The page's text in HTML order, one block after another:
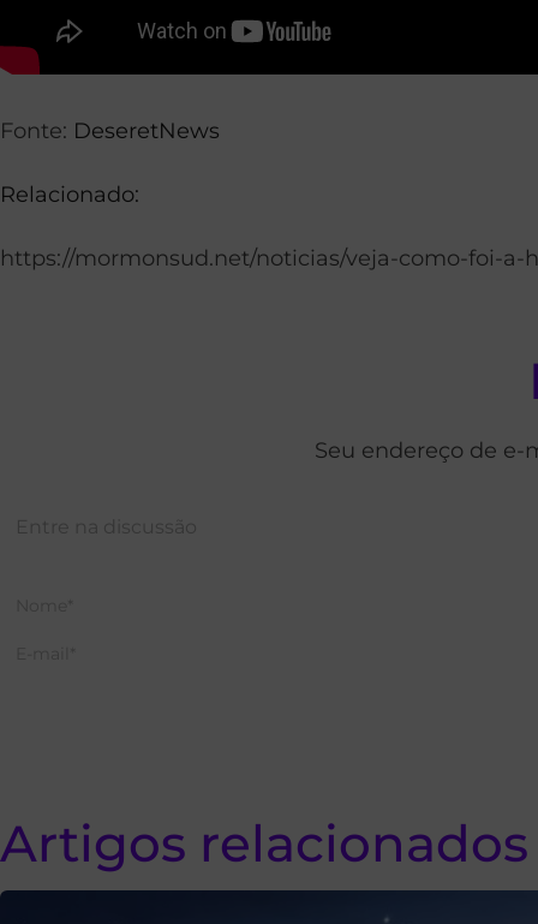
Fonte: DeseretNews
Relacionado:
https://mormonsud.net/noticias/veja-como-foi-
Seu endereço de e-
Artigos relacionados